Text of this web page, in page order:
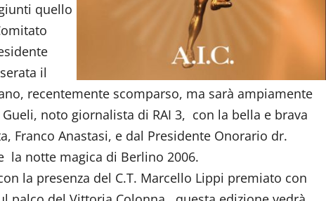
quello
il
recentemente scomparso, ma sarà ampiamente
noto giornalista di RAI 3, con la bella e brava
Franco Anastasi, e dal Presidente Onorario dr.
la notte magica di Berlino 2006.
la presenza del C.T. Marcello Lippi premiato con